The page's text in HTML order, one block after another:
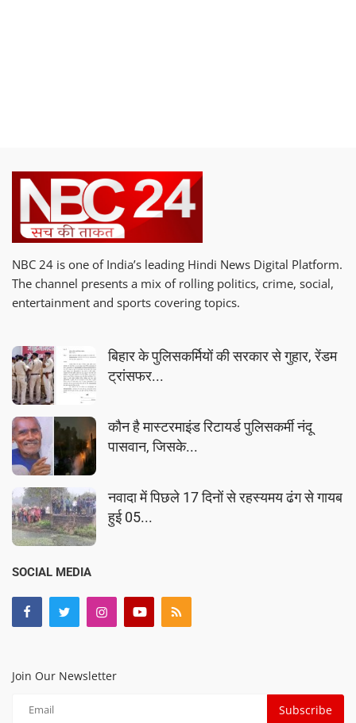
NBC 24 is one of India’s leading Hindi News Digital Platform.
The channel presents a mix of rolling politics, crime, social,
entertainment and sports covering topics.
बिहार के पुलिसकर्मियों की सरकार से गुहार, रेंडम
ट्रांसफर...
कौन है मास्टरमाइंड रिटायर्ड पुलिसकर्मी नंदू
पासवान, जिसके...
नवादा में पिछले 17 दिनों से रहस्यमय ढंग से गायब
हुई 05...
SOCIAL MEDIA
Join Our Newsletter
Subscribe